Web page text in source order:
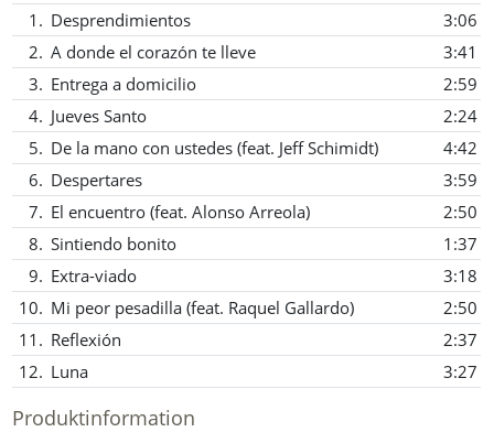
1. Desprendimientos
3:06
2. A donde el corazón te lleve
3:41
3. Entrega a domicilio
2:59
4. Jueves Santo
2:24
5. De la mano con ustedes (feat. Jeff Schimidt)
4:42
6. Despertares
3:59
7. El encuentro (feat. Alonso Arreola)
2:50
8. Sintiendo bonito
1:37
9. Extra-viado
3:18
10. Mi peor pesadilla (feat. Raquel Gallardo)
2:50
11. Reflexión
2:37
12. Luna 3:27
Produktinformation